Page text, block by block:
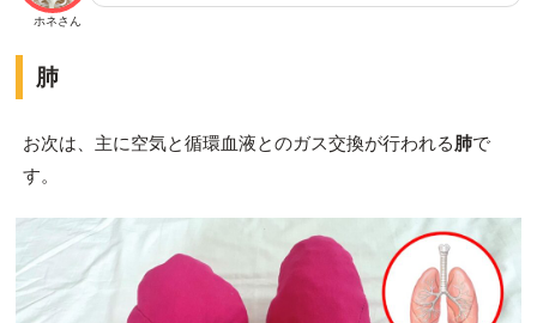
ホネさん
肺
お次は、主に空気と循環血液とのガス交換が行われる肺で
す。